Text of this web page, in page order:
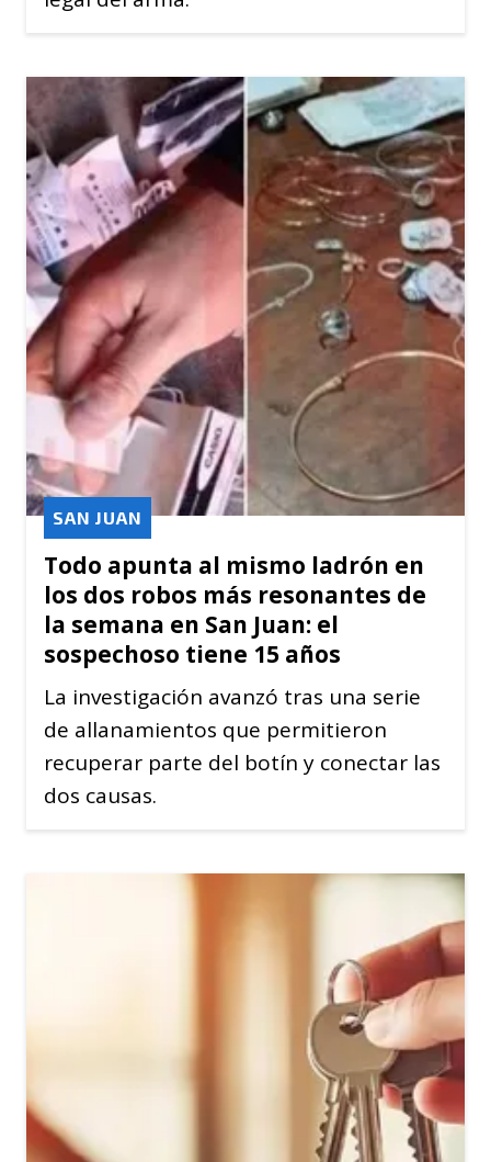
Todo apunta al mismo ladrón en
los dos robos más resonantes de
la semana en San Juan: el
sospechoso tiene 15 años
SAN JUAN
La investigación avanzó tras una serie
de allanamientos que permitieron
recuperar parte del botín y conectar las
dos causas.